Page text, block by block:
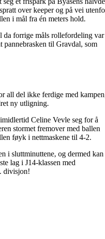
over keeper og på vei
i mål fra én meters hold.
da forrige måls rollefordeling var
pannebrasken til Gravdal, som
all del ikke ferdige med
ny utligning.
Celine Vevle seg for å
stormet fremover med ballen
føyk i nettmaskene til 4-2.
i sluttminuttene, og dermed kan
lag i J14-klassen med
divisjon!